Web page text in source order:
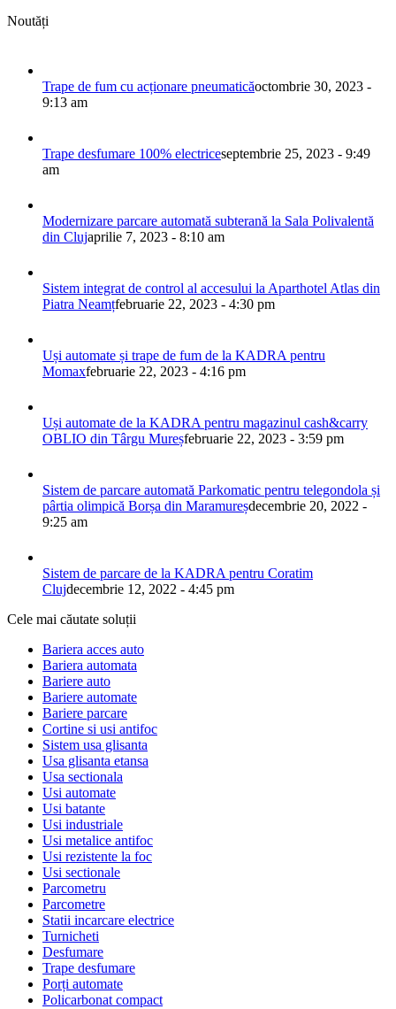
Noutăți
Trape de fum cu acționare pneumaticăoctombrie 30, 2023 -
9:13 am
Trape desfumare 100% electriceseptembrie 25, 2023 - 9:49
am
Modernizare parcare automată subterană la Sala Polivalentă
din Clujaprilie 7, 2023 - 8:10 am
Sistem integrat de control al accesului la Aparthotel Atlas din
Piatra Neamțfebruarie 22, 2023 - 4:30 pm
Uși automate și trape de fum de la KADRA pentru
Momaxfebruarie 22, 2023 - 4:16 pm
Uși automate de la KADRA pentru magazinul cash&carry
OBLIO din Târgu Mureșfebruarie 22, 2023 - 3:59 pm
Sistem de parcare automată Parkomatic pentru telegondola și
pârtia olimpică Borșa din Maramureșdecembrie 20, 2022 -
9:25 am
Sistem de parcare de la KADRA pentru Coratim
Clujdecembrie 12, 2022 - 4:45 pm
Cele mai căutate soluții
Bariera acces auto
Bariera automata
Bariere auto
Bariere automate
Bariere parcare
Cortine si usi antifoc
Sistem usa glisanta
Usa glisanta etansa
Usa sectionala
Usi automate
Usi batante
Usi industriale
Usi metalice antifoc
Usi rezistente la foc
Usi sectionale
Parcometru
Parcometre
Statii incarcare electrice
Turnicheti
Desfumare
Trape desfumare
Porți automate
Policarbonat compact